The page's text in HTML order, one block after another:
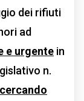
dei rifiuti
ad
e urgente in
n.
cercando